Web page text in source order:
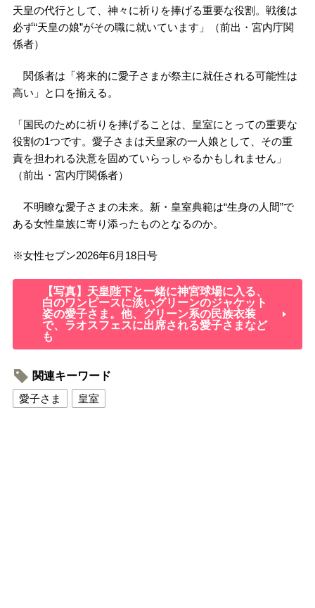
天皇の代行として、神々に祈りを捧げる重要な役割。戦後は
必ず“天皇の娘”がその職に就いています」（前出・宮内庁関
係者）
関係者は「将来的に愛子さまが祭主に就任される可能性は
高い」と口を揃える。
「国民のために祈りを捧げることは、皇室にとっての重要な
役割の1つです。愛子さまは天皇家の一人娘として、その重
責を担われる決意を固めていらっしゃるかもしれません」
（前出・宮内庁関係者）
不明瞭な愛子さまの未来。新・皇室典範は“生身の人間”で
ある女性皇族に寄り添ったものとなるのか。
※女性セブン2026年6月18日号
【写真】天皇陛下と一緒に神宮球場に入る、
白のワンピースに淡いグリーンのジャケット
姿の愛子さま。他、グリーン系の民族衣装
で、ラオスフェスに出席される愛子さまなど
も
関連キーワード
愛子さま
皇室